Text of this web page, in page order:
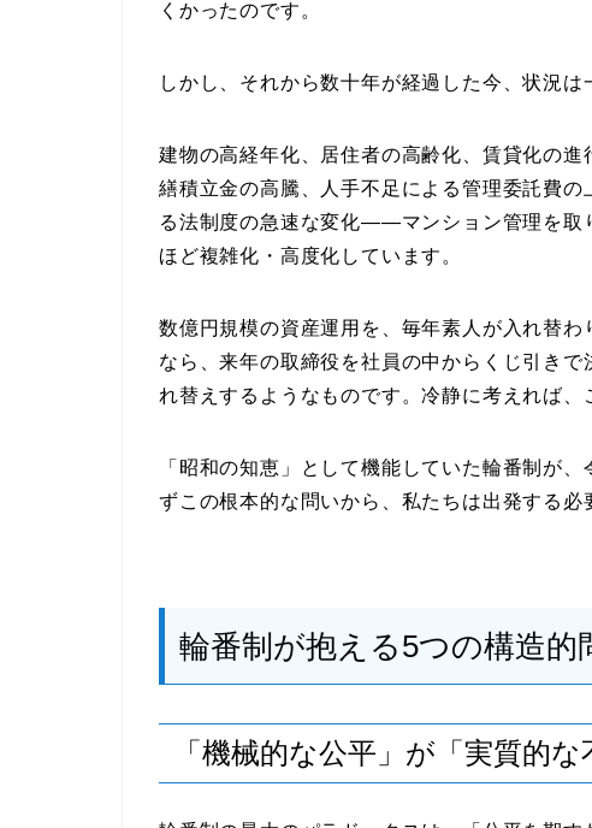
くかったのです。
しかし、それから数十年が経過した今、状況は
建物の高経年化、居住者の高齢化、賃貸化の
繕積立金の高騰、人手不足による管理委託費
る法制度の急速な変化――マンション管理を取
ほど複雑化・高度化しています。
数億円規模の資産運用を、毎年素人が入れ替
なら、来年の取締役を社員の中からくじ引き
れ替えするようなものです。冷静に考えれば、
「昭和の知恵」として機能していた輪番制が
ずこの根本的な問いから、私たちは出発する必
輪番制が抱える5つの構造的
「機械的な公平」が「実質的